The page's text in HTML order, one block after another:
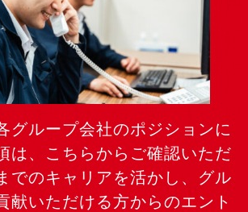
グループ会社のポジションに
は、こちらからご確認いただ
でのキャリアを活かし、グル
献いただける方からのエント